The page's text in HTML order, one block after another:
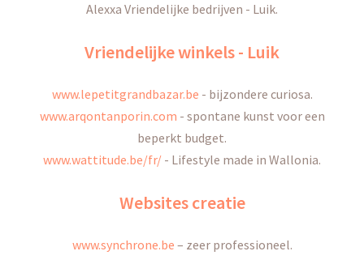
Alexxa Vriendelijke bedrijven - Luik.
Vriendelijke winkels - Luik
www.lepetitgrandbazar.be - bijzondere curiosa.
www.arqontanporin.com - spontane kunst voor een
beperkt budget.
www.wattitude.be/fr/ - Lifestyle made in Wallonia.
Websites creatie
www.synchrone.be – zeer professioneel.